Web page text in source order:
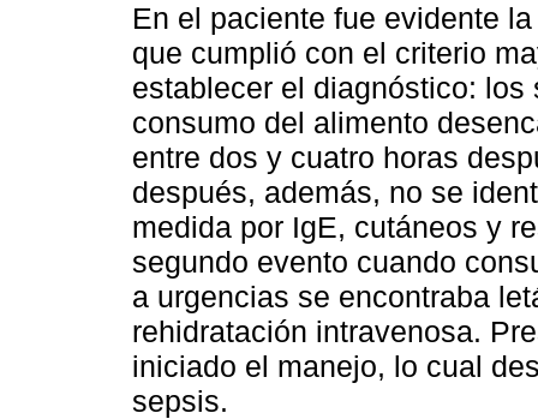
En el paciente fue evidente
que cumplió con el criterio
establecer el diagnóstico:
consumo del alimento
entre dos y cuatro horas
después, además, no se
medida por IgE, cutáneos y
segundo evento cuando
a urgencias se encontraba
rehidratación intravenosa.
iniciado el manejo, lo cual
sepsis.